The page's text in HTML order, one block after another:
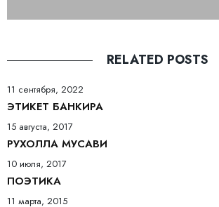
RELATED POSTS
11 сентября, 2022
ЭТИКЕТ БАНКИРА
15 августа, 2017
РУХОЛЛА МУСАВИ
10 июля, 2017
ПОЭТИКА
11 марта, 2015